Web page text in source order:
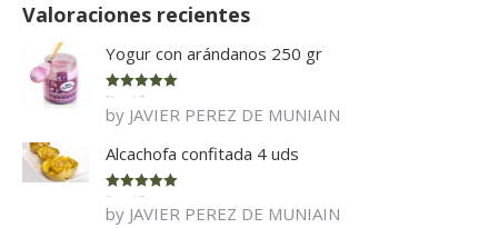
Valoraciones recientes
Yogur con arándanos 250 gr
Rated 5
of 5
by JAVIER PEREZ DE MUNIAIN
Alcachofa confitada 4 uds
Rated 5
of 5
by JAVIER PEREZ DE MUNIAIN